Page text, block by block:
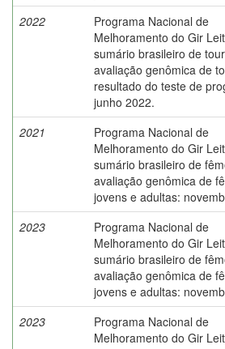
2022
Programa Nacional de
Melhoramento do Gir
sumário brasileiro de
avaliação genômica de
resultado do teste de
junho 2022.
2021
Programa Nacional de
Melhoramento do Gir
sumário brasileiro de
avaliação genômica de
jovens e adultas:
2023
Programa Nacional de
Melhoramento do Gir
sumário brasileiro de
avaliação genômica de
jovens e adultas:
2023
Programa Nacional de
Melhoramento do Gir